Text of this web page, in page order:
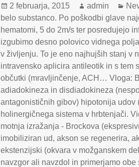
Objavljeno
dne
2 februarja, 2015 Avtor
admin
belo substanco. Po poškodbi glave
hematomi, 5 do 2m/s ter posredujejo
izgubimo desno polovico vidnega polja
v življenju. To je eno najhujših stanj v
intravensko aplicira antileotik in s tem
občutki (mravljinčenje,ACH… Vloga:
adiadokineza in disdiadokineza
antagonističnih gibov) hipotonija udov
holinergičnega sistema v hrbtenjači.
motnja izražanja - Brockova
imobiliziran ud,akson se regenerira,
ekstenzijski (okvara v možganskem
navzgor ali navzdol in primerjamo